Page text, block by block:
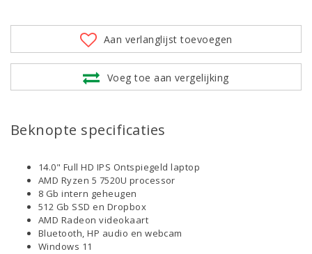
Aan verlanglijst toevoegen
Voeg toe aan vergelijking
Beknopte specificaties
14.0" Full HD IPS Ontspiegeld laptop
AMD Ryzen 5 7520U processor
8 Gb intern geheugen
512 Gb SSD en Dropbox
AMD Radeon videokaart
Bluetooth, HP audio en webcam
Windows 11